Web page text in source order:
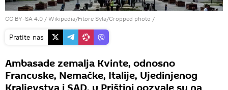
CC BY-SA 4.0 / Wikipedia/Fitore Syla/Cropped photo /
Pratite nas
Ambasade zemalja Kvinte, odnosno
Francuske, Nemačke, Italije, Ujedinjenog